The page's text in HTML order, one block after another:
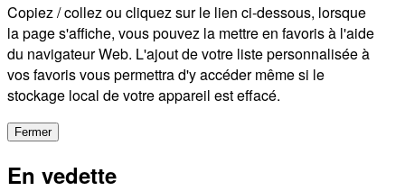
Copiez / collez ou cliquez sur le lien ci-dessous, lorsque
la page s'affiche, vous pouvez la mettre en favoris à l'aide
du navigateur Web. L'ajout de votre liste personnalisée à
vos favoris vous permettra d'y accéder même si le
stockage local de votre appareil est effacé.
Fermer
En vedette